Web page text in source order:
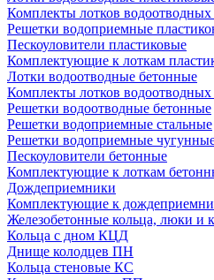
Комплекты лотков
Решетки водоприемные
Пескоуловители пластиковые
Комплектующие к лоткам
Лотки водоотводные бетонные
Комплекты лотков
Решетки водоотводные бетонные
Решетки водоприемные стальные
Решетки водоприемные
Пескоуловители бетонные
Комплектующие к лоткам
Дождеприемники
Комплектующие к
Железобетонные кольца, люки и
Кольца с дном КЦД
Днище колодцев ПН
Кольца стеновые КС